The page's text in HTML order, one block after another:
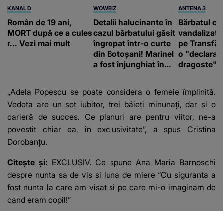
KANAL D
Român de 19 ani,
MORT după ce a cules
r... Vezi mai mult
WOWBIZ
Detalii halucinante în
cazul bărbatului găsit
îngropat într-o curte
din Botoșani! Marinel
a fost înjunghiat în
suspecți
ANTENA 3
Bărbatul
vandalizat
pe
o
dragoste"
„Adela Popescu se poate considera o femeie împlinită.
Vedeta are un soț iubitor, trei băieți minunați, dar și o
carieră de succes. Ce planuri are pentru viitor, ne-a
povestit chiar ea, în exclusivitate”, a spus Cristina
Dorobanțu.
Citește și: EXCLUSIV. Ce spune Ana Maria Barnoschi
despre nunta sa de vis si luna de miere “Cu siguranta a
fost nunta la care am visat și pe care mi-o imaginam de
cand eram copil!”